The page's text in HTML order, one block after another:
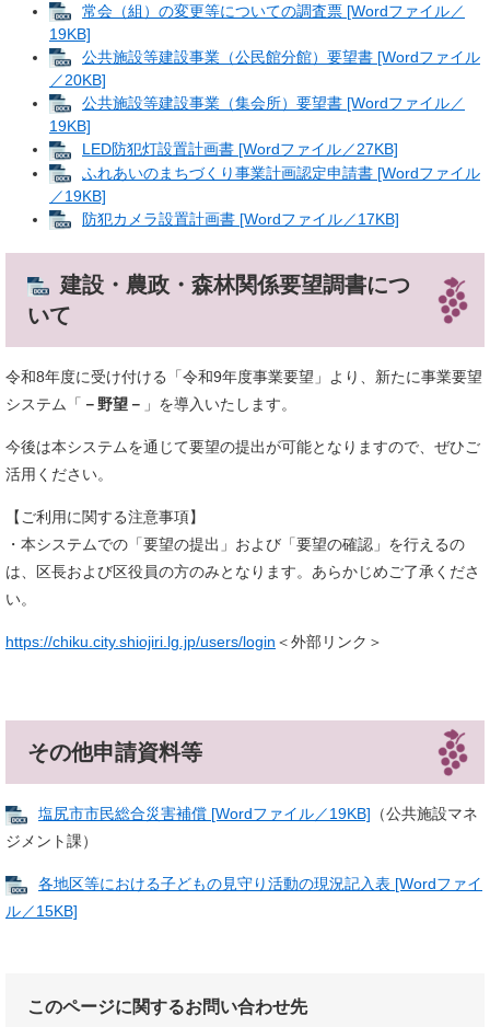
常会（組）の変更等についての調査票 [Wordファイル／
19KB]
公共施設等建設事業（公民館分館）要望書 [Wordファイル
／20KB]
公共施設等建設事業（集会所）要望書 [Wordファイル／
19KB]
LED防犯灯設置計画書 [Wordファイル／27KB]
ふれあいのまちづくり事業計画認定申請書 [Wordファイル
／19KB]
防犯カメラ設置計画書 [Wordファイル／17KB]
建設・農政・森林関係要望調書につ
いて
令和8年度に受け付ける「令和9年度事業要望」より、新たに事業要望
システム「 －野望－ 」を導入いたします。
今後は本システムを通じて要望の提出が可能となりますので、ぜひご
活用ください。
【ご利用に関する注意事項】
・本システムでの「要望の提出」および「要望の確認」を行えるの
は、区長および区役員の方のみとなります。あらかじめご了承くださ
い。
https://chiku.city.shiojiri.lg.jp/users/login ＜外部リンク＞
その他申請資料等
塩尻市市民総合災害補償 [Wordファイル／19KB] （公共施設マネ
ジメント課）
各地区等における子どもの見守り活動の現況記入表 [Wordファイ
ル／15KB]
このページに関するお問い合わせ先